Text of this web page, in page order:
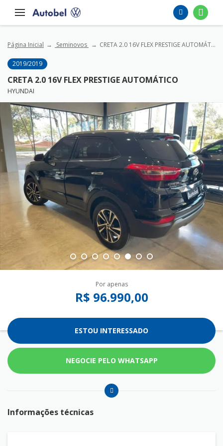
Página Inicial Seminovos CRETA 2.0 16V FLEX PRESTIGE AUTOMÁTICO
2019/2019
CRETA 2.0 16V FLEX PRESTIGE AUTOMÁTICO
HYUNDAI
Por apenas
R$ 96.990,00
ESTOU INTERESSADO
NEGOCIE PELO WHATSAPP
Informações técnicas